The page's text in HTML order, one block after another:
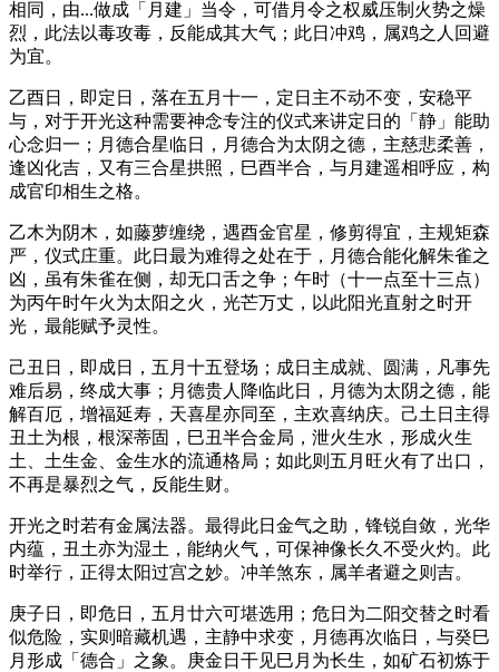
相同，由...做成「月建」当令，可借月令之权威压制火势之燥
烈，此法以毒攻毒，反能成其大气；此日冲鸡，属鸡之人回避
为宜。
乙酉日，即定日，落在五月十一，定日主不动不变，安稳平
与，对于开光这种需要神念专注的仪式来讲定日的「静」能助
心念归一；月德合星临日，月德合为太阴之德，主慈悲柔善，
逢凶化吉，又有三合星拱照，巳酉半合，与月建遥相呼应，构
成官印相生之格。
乙木为阴木，如藤萝缠绕，遇酉金官星，修剪得宜，主规矩森
严，仪式庄重。此日最为难得之处在于，月德合能化解朱雀之
凶，虽有朱雀在侧，却无口舌之争；午时（十一点至十三点）
为丙午时午火为太阳之火，光芒万丈，以此阳光直射之时开
光，最能赋予灵性。
己丑日，即成日，五月十五登场；成日主成就、圆满，凡事先
难后易，终成大事；月德贵人降临此日，月德为太阴之德，能
解百厄，增福延寿，天喜星亦同至，主欢喜纳庆。己土日主得
丑土为根，根深蒂固，巳丑半合金局，泄火生水，形成火生
土、土生金、金生水的流通格局；如此则五月旺火有了出口，
不再是暴烈之气，反能生财。
开光之时若有金属法器。最得此日金气之助，锋锐自敛，光华
内蕴，丑土亦为湿土，能纳火气，可保神像长久不受火灼。此
时举行，正得太阳过宫之妙。冲羊煞东，属羊者避之则吉。
庚子日，即危日，五月廿六可堪选用；危日为二阳交替之时看
似危险，实则暗藏机遇，主静中求变，月德再次临日，与癸巳
月形成「德合」之象。庚金日干见巳月为长生，如矿石初炼于